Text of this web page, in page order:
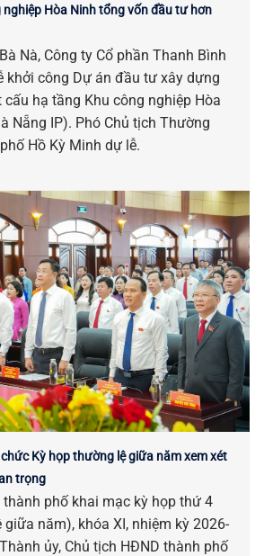
nghiệp Hòa Ninh tổng vốn đầu tư hơn
Nà, Công ty Cổ phần Thanh Bình
khởi công Dự án đầu tư xây dựng
hạ tầng Khu công nghiệp Hòa
Nẵng IP). Phó Chủ tịch Thường
Hồ Kỳ Minh dự lễ.
Kỳ họp thường lệ giữa năm xem xét
trọng
thành phố khai mạc kỳ họp thứ 4
giữa năm), khóa XI, nhiệm kỳ 2026-
ủy, Chủ tịch HĐND thành phố